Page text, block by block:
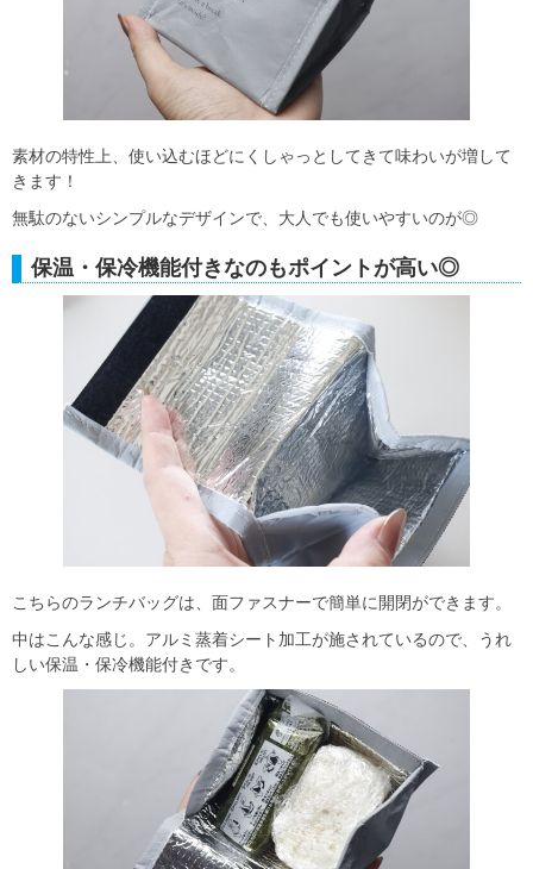
素材の特性上、使い込むほどにくしゃっとしてきて味わいが増して
きます！
無駄のないシンプルなデザインで、大人でも使いやすいのが◎
保温・保冷機能付きなのもポイントが高い◎
こちらのランチバッグは、面ファスナーで簡単に開閉ができます。
中はこんな感じ。アルミ蒸着シート加工が施されているので、うれ
しい保温・保冷機能付きです。